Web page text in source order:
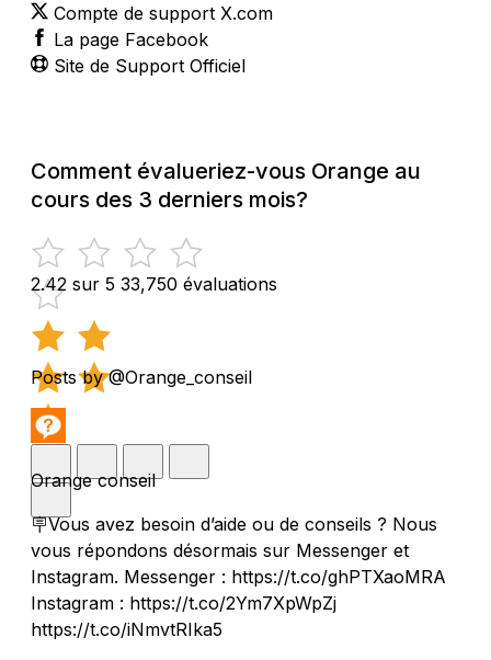
Compte de support X.com
La page Facebook
Site de Support Officiel
Comment évalueriez-vous Orange au
cours des 3 derniers mois?
2.42 sur 5 33,750 évaluations
Posts by @Orange_conseil
Orange conseil
🪧Vous avez besoin d’aide ou de conseils ? Nous
vous répondons désormais sur Messenger et
Instagram. Messenger : https://t.co/ghPTXaoMRA
Instagram : https://t.co/2Ym7XpWpZj
https://t.co/iNmvtRIka5